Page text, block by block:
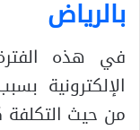
بالرياض
في هذه الفترة
الإلكترونية
من حيث